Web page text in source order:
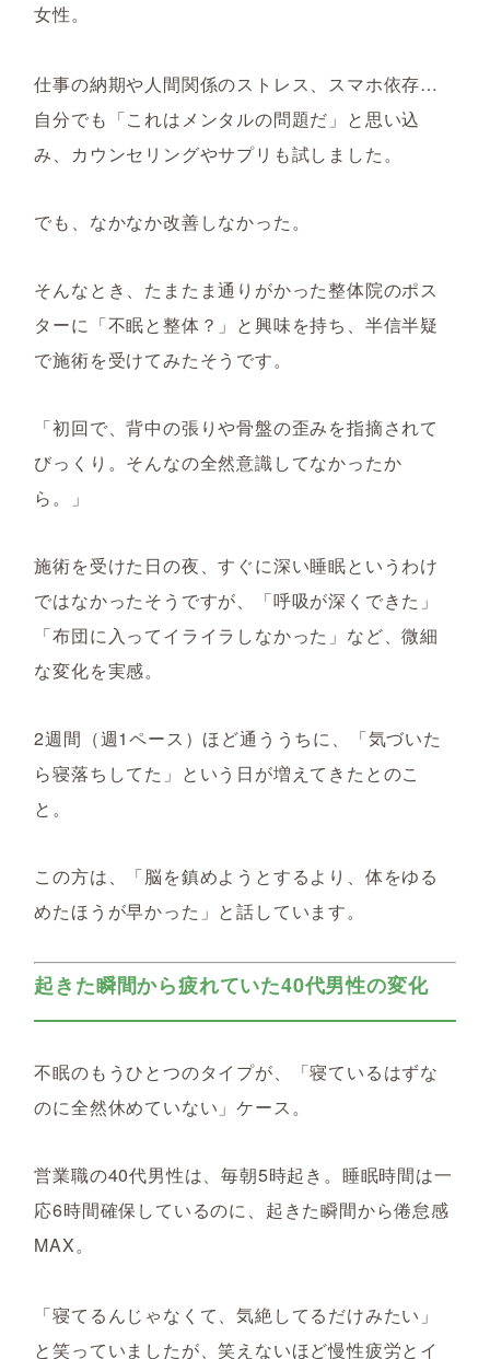
女性。
仕事の納期や人間関係のストレス、スマホ依存…
自分でも「これはメンタルの問題だ」と思い込
み、カウンセリングやサプリも試しました。
でも、なかなか改善しなかった。
そんなとき、たまたま通りがかった整体院のポス
ターに「不眠と整体？」と興味を持ち、半信半疑
で施術を受けてみたそうです。
「初回で、背中の張りや骨盤の歪みを指摘されて
びっくり。そんなの全然意識してなかったか
ら。」
施術を受けた日の夜、すぐに深い睡眠というわけ
ではなかったそうですが、「呼吸が深くできた」
「布団に入ってイライラしなかった」など、微細
な変化を実感。
2週間（週1ペース）ほど通ううちに、「気づいた
ら寝落ちしてた」という日が増えてきたとのこ
と。
この方は、「脳を鎮めようとするより、体をゆる
めたほうが早かった」と話しています。
起きた瞬間から疲れていた40代男性の変化
不眠のもうひとつのタイプが、「寝ているはずな
のに全然休めていない」ケース。
営業職の40代男性は、毎朝5時起き。睡眠時間は一
応6時間確保しているのに、起きた瞬間から倦怠感
MAX。
「寝てるんじゃなくて、気絶してるだけみたい」
と笑っていましたが、笑えないほど慢性疲労とイ